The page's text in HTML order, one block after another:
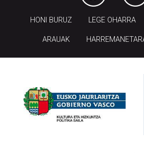
HONI BURUZ LEGE OHARRA
ARAUAK